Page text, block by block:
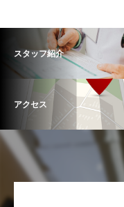
スタッフ紹介
アクセス